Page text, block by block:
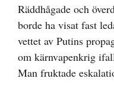
Räddhågade och
borde ha visat fast
vettet av Putins
om kärnvapenkrig
Man fruktade